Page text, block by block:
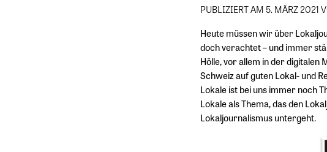
PUBLIZIERT AM 5. MÄRZ 2021
Heute müssen wir über
doch verachtet – und immer
Hölle, vor allem in der digitalen
Schweiz auf guten Lokal- und
Lokale ist bei uns immer noch
Lokale als Thema, das den
Lokaljournalismus untergeht.